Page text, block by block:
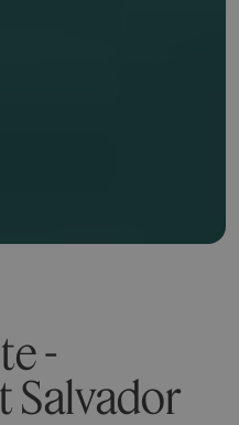
-
Salvador